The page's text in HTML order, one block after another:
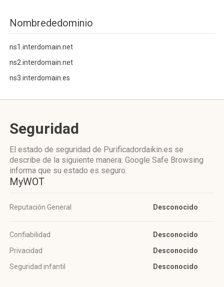
Nombrededominio
ns1.interdomain.net
ns2.interdomain.net
ns3.interdomain.es
Seguridad
El estado de seguridad de Purificadordaikin.es se
describe de la siguiente manera: Google Safe Browsing
informa que su estado es seguro.
MyWOT
Reputación General Desconocido
Confiabilidad
Desconocido
Privacidad
Desconocido
Seguridad infantil
Desconocido